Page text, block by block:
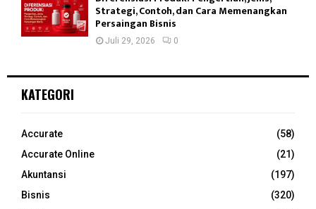
Strategi, Contoh, dan Cara Memenangkan
Persaingan Bisnis
Juli 29, 2026 0
KATEGORI
Accurate
(58)
Accurate Online
(21)
Akuntansi
(197)
Bisnis
(320)